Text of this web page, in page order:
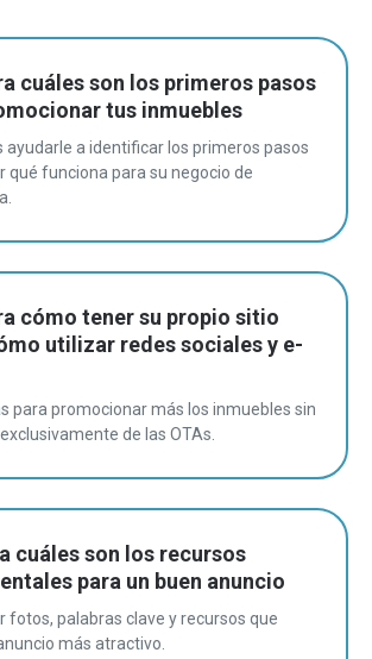
cuáles son los primeros pasos
tus inmuebles
ayudarle a identificar los primeros pasos
qué funciona para su negocio de
cómo tener su propio sitio
utilizar redes sociales y e-
para promocionar más los inmuebles sin
de las OTAs.
cuáles son los recursos
para un buen anuncio
fotos, palabras clave y recursos que
más atractivo.